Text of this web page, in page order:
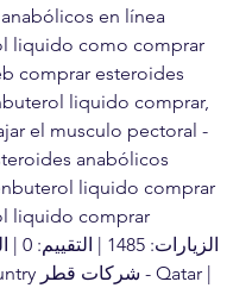
en línea
liquido como comprar
comprar esteroides
liquido comprar,
el musculo pectoral -
anabólicos
liquido comprar
liquido comprar